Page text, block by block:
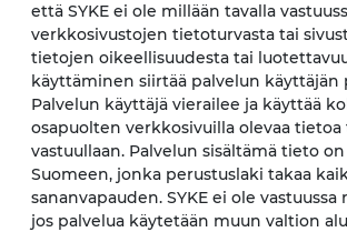
että SYKE ei ole millään tavalla
verkkosivustojen tietoturvasta tai
tietojen oikeellisuudesta tai
käyttäminen siirtää palvelun käyttäjän
Palvelun käyttäjä vierailee ja käyttää
osapuolten verkkosivuilla olevaa tietoa
vastuullaan. Palvelun sisältämä tieto
Suomeen, jonka perustuslaki takaa
sananvapauden. SYKE ei ole
jos palvelua käytetään muun valtion